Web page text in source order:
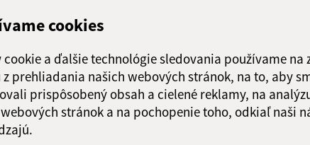
cookies
cookie a ďalšie technológie sledovania používame na
z prehliadania našich webových stránok, na to, aby
prispôsobený obsah a cielené reklamy, na
stránok a na pochopenie toho, odkiaľ naši